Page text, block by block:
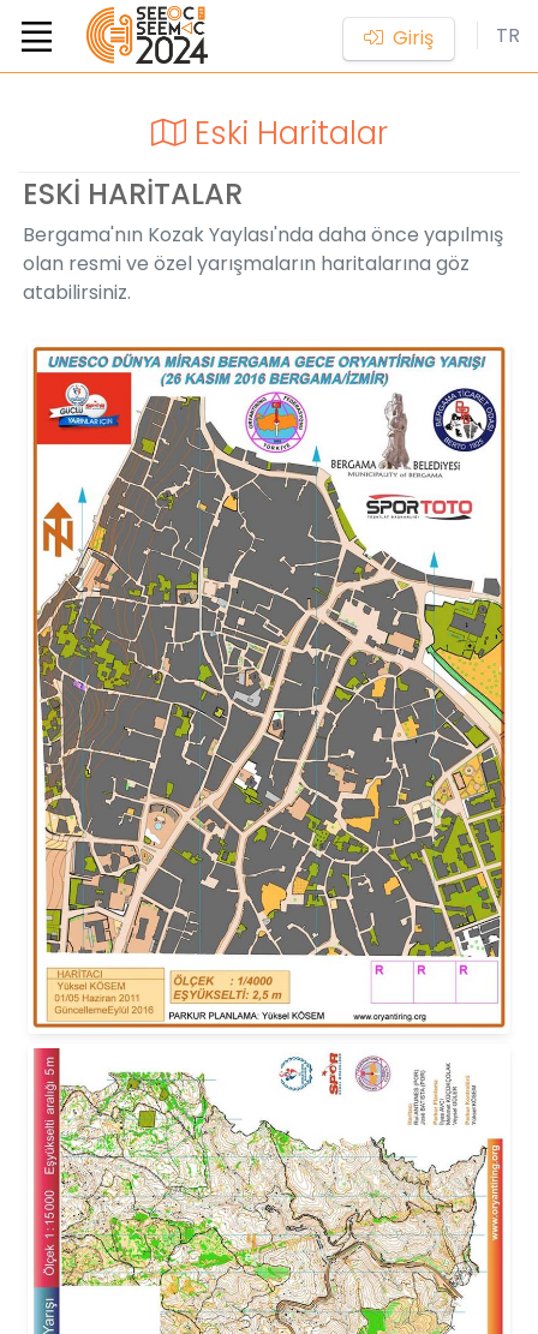
Giriş TR
Eski Haritalar
ESKİ HARİTALAR
Bergama'nın Kozak Yaylası'nda daha önce yapılmış
olan resmi ve özel yarışmaların haritalarına göz
atabilirsiniz.